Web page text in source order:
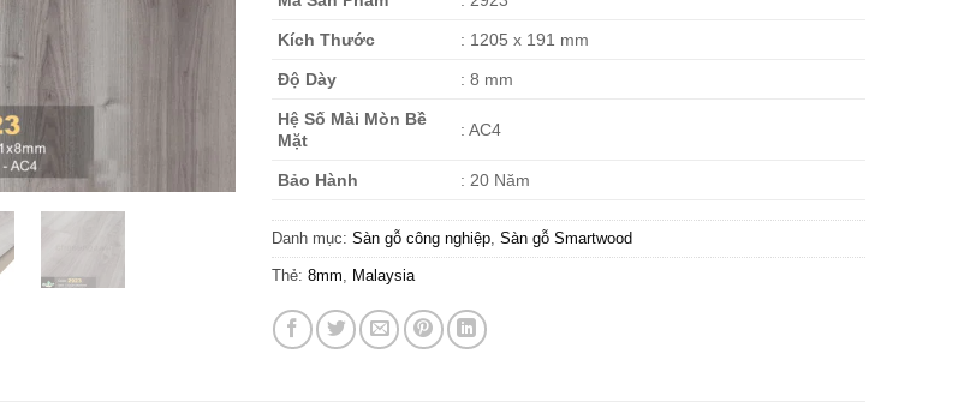
Kích Thước : 1205 x 191 mm
Độ Dày : 8 mm
Hệ Số Mài Mòn Bề
Mặt
: AC4
Bảo Hành : 20 Năm
Danh mục: Sàn gỗ công nghiệp, Sàn gỗ Smartwood
Thẻ: 8mm Malaysia